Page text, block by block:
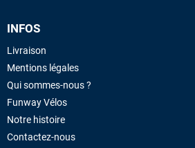
INFOS
Livraison
Mentions légales
Qui sommes-nous ?
Funway Vélos
Notre histoire
Contactez-nous
La voile est arrivée en super état.
TOUS LES AVIS